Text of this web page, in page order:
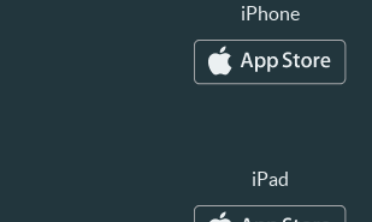
iPhone
iPad